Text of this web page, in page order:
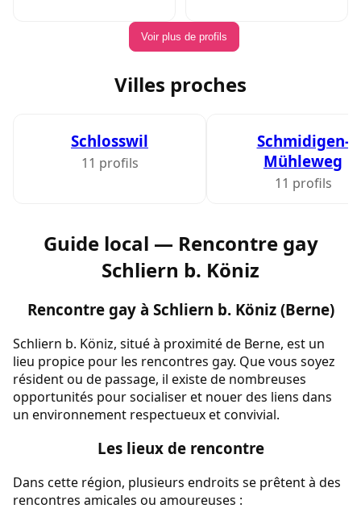
Voir plus de profils
Villes proches
Schlosswil
11 profils
Schmidigen-
Mühleweg
11 profils
Guide local — Rencontre gay
Schliern b. Köniz
Rencontre gay à Schliern b. Köniz (Berne)
Schliern b. Köniz, situé à proximité de Berne, est un
lieu propice pour les rencontres gay. Que vous soyez
résident ou de passage, il existe de nombreuses
opportunités pour socialiser et nouer des liens dans
un environnement respectueux et convivial.
Les lieux de rencontre
Dans cette région, plusieurs endroits se prêtent à des
rencontres amicales ou amoureuses :